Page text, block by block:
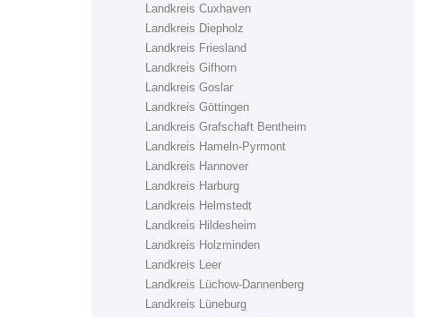
Landkreis Cuxhaven
Landkreis Diepholz
Landkreis Friesland
Landkreis Gifhorn
Landkreis Goslar
Landkreis Göttingen
Landkreis Grafschaft Bentheim
Landkreis Hameln-Pyrmont
Landkreis Hannover
Landkreis Harburg
Landkreis Helmstedt
Landkreis Hildesheim
Landkreis Holzminden
Landkreis Leer
Landkreis Lüchow-Dannenberg
Landkreis Lüneburg